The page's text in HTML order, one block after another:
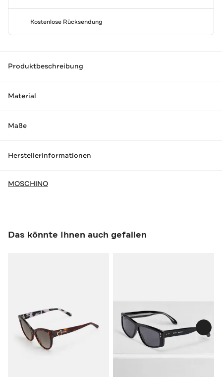
Kostenlose Rücksendung
Produktbeschreibung
Material
Maße
Herstellerinformationen
MOSCHINO
Das könnte Ihnen auch gefallen